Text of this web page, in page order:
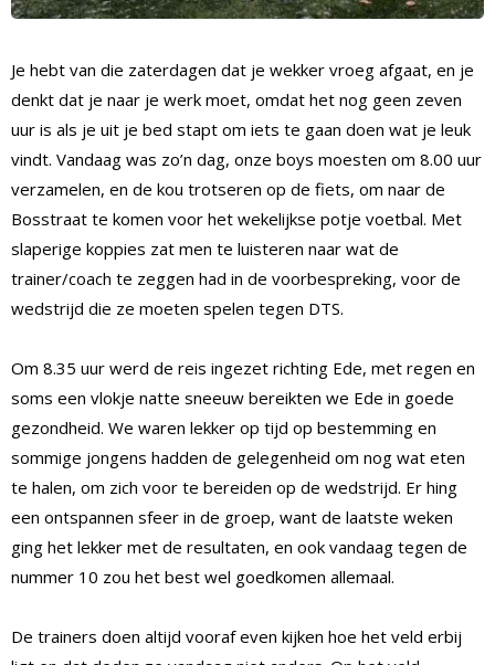
Je hebt van die zaterdagen dat je wekker vroeg afgaat, en je
denkt dat je naar je werk moet, omdat het nog geen zeven
uur is als je uit je bed stapt om iets te gaan doen wat je leuk
vindt. Vandaag was zo’n dag, onze boys moesten om 8.00 uur
verzamelen, en de kou trotseren op de fiets, om naar de
Bosstraat te komen voor het wekelijkse potje voetbal. Met
slaperige koppies zat men te luisteren naar wat de
trainer/coach te zeggen had in de voorbespreking, voor de
wedstrijd die ze moeten spelen tegen DTS.
Om 8.35 uur werd de reis ingezet richting Ede, met regen en
soms een vlokje natte sneeuw bereikten we Ede in goede
gezondheid. We waren lekker op tijd op bestemming en
sommige jongens hadden de gelegenheid om nog wat eten
te halen, om zich voor te bereiden op de wedstrijd. Er hing
een ontspannen sfeer in de groep, want de laatste weken
ging het lekker met de resultaten, en ook vandaag tegen de
nummer 10 zou het best wel goedkomen allemaal.
De trainers doen altijd vooraf even kijken hoe het veld erbij